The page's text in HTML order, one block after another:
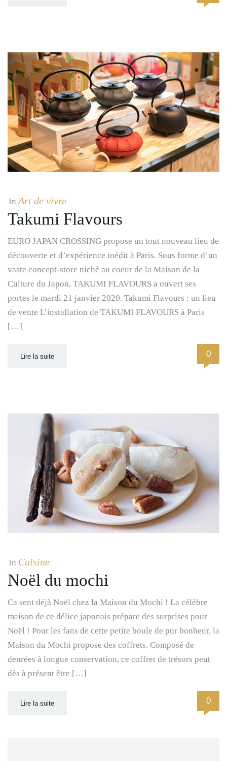
InArt de vivre
Takumi Flavours
EURO JAPAN CROSSING propose un tout nouveau lieu de
découverte et d’expérience inédit à Paris. Sous forme d’un
vaste concept-store niché au coeur de la Maison de la
Culture du Japon, TAKUMI FLAVOURS a ouvert ses
portes le mardi 21 janvier 2020. Takumi Flavours : un lieu
de vente L’installation de TAKUMI FLAVOURS à Paris
[…]
Lire la suite 0
In Cuisine
Noël du mochi
Ca sent déjà Noël chez la Maison du Mochi ! La célèbre
maison de ce délice japonais prépare des surprises pour
Noël ! Pour les fans de cette petite boule de pur bonheur, la
Maison du Mochi propose des coffrets. Composé de
denrées à longue conservation, ce coffret de trésors peut
dès à présent être […]
Lire la suite 0